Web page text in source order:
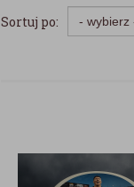
Sortuj po: